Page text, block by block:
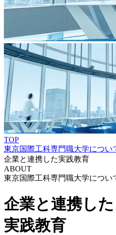
TOP
東京国際工科専門職大学につい
企業と連携した実践教育
ABOUT
東京国際工科専門職大学につい
企業と連携した
実践教育